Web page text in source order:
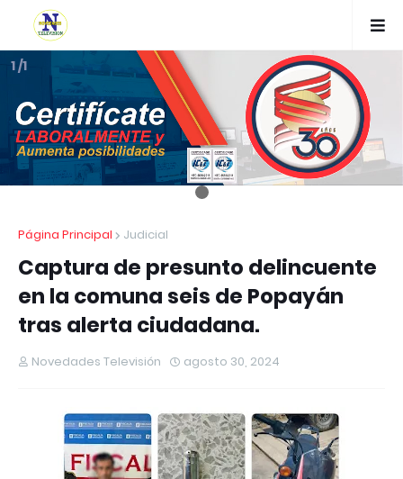
1 /1
Página Principal Judicial
Captura de presunto delincuente
en la comuna seis de Popayán
tras alerta ciudadana.
Novedades Televisión agosto 30, 2024